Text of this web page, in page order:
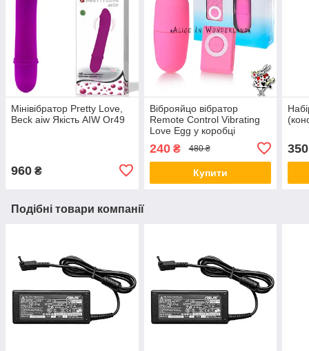
Мінівібратор Pretty Love,
Beck aiw Якість AIW Or49
960 ₴
Віброяйцо вібратор
Remote Control Vibrating
Love Egg у коробці
тренування м'язів піхви
240₴ 480 ₴
Купити
Подібні товари компанії